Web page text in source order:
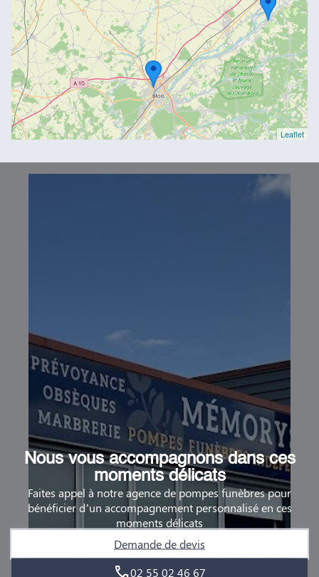
Leaflet
Nous vous accompagnons dans ces
moments délicats
Faites appel à notre agence de pompes funèbres pour
bénéficier d’un accompagnement personnalisé en ces
moments délicats
Demande de devis
02 55 02 46 67